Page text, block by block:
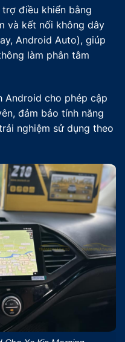
trợ điều khiển bằng
và kết nối không dây
Android Auto), giúp
làm phân tâm
Android cho phép cập
đảm bảo tính năng
nghiệm sử dụng theo